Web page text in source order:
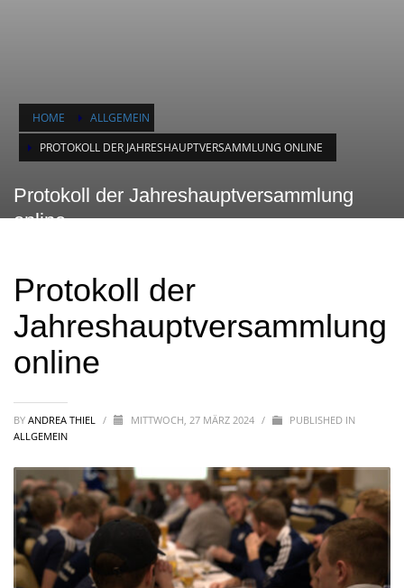
HOME
ALLGEMEIN
PROTOKOLL DER JAHRESHAUPTVERSAMMLUNG ONLINE
Protokoll der Jahreshauptversammlung
online
Protokoll der
Jahreshauptversammlung
online
BY ANDREA THIEL / MITTWOCH, 27 MÄRZ 2024 /
PUBLISHED IN
ALLGEMEIN